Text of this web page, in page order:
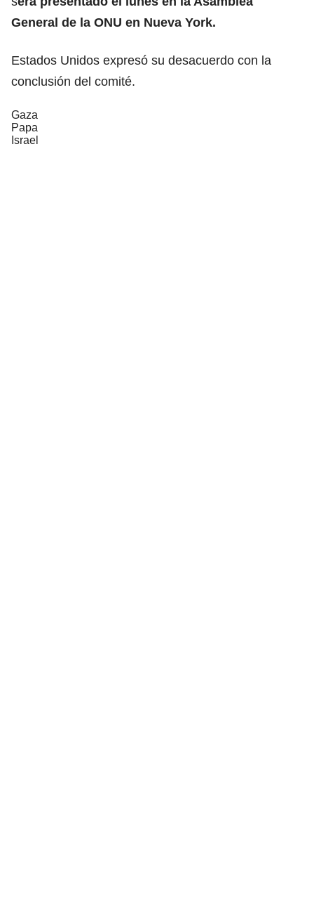
General de la ONU en Nueva York.
Estados Unidos expresó su desacuerdo con la
conclusión del comité.
Gaza
Papa
Israel